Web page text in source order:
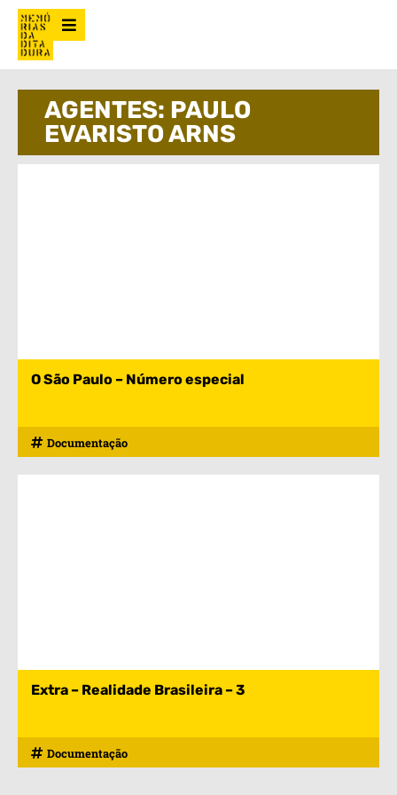
AGENTES: PAULO
EVARISTO ARNS
O São Paulo – Número especial
Documentação
Extra – Realidade Brasileira – 3
Documentação